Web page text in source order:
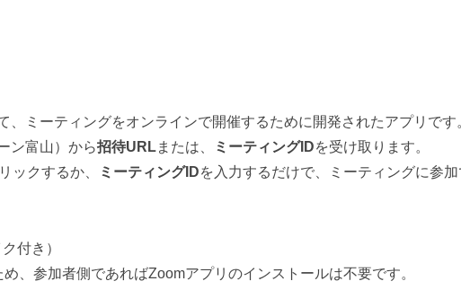
、ミーティングをオンラインで開催するために開発されたアプリです
ン富山）から招待URLまたは、 ミーティングIDを受け取ります。
ックするか、 ミーティングIDを入力するだけで、 ミーティングに参加
付き）
、参加者側であればZoomアプリのインストールは不要です。